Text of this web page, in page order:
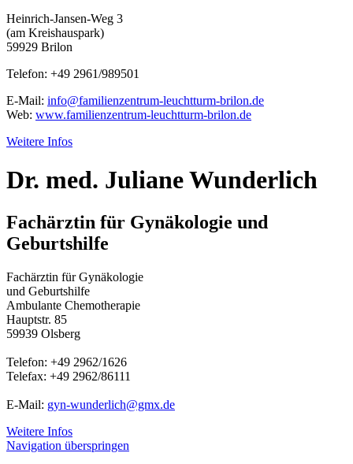
Heinrich-Jansen-Weg 3
(am Kreishauspark)
59929 Brilon
Telefon: +49 2961/989501
E-Mail: info@familienzentrum-leuchtturm-brilon.de
Web: www.familienzentrum-leuchtturm-brilon.de
Weitere Infos
Dr. med. Juliane Wunderlich
Fachärztin für Gynäkologie und
Geburtshilfe
Fachärztin für Gynäkologie
und Geburtshilfe
Ambulante Chemotherapie
Hauptstr. 85
59939 Olsberg
Telefon: +49 2962/1626
Telefax: +49 2962/86111
E-Mail: gyn-wunderlich@gmx.de
Weitere Infos
Navigation überspringen